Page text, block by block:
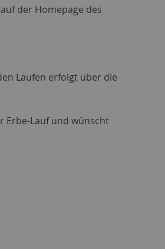
der Homepage des
Läufen erfolgt über die
Erbe-Lauf und wünscht